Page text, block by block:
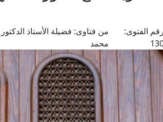
رقم الفتوى:
من فتاوى: فضيلة الأستاذ
محمد